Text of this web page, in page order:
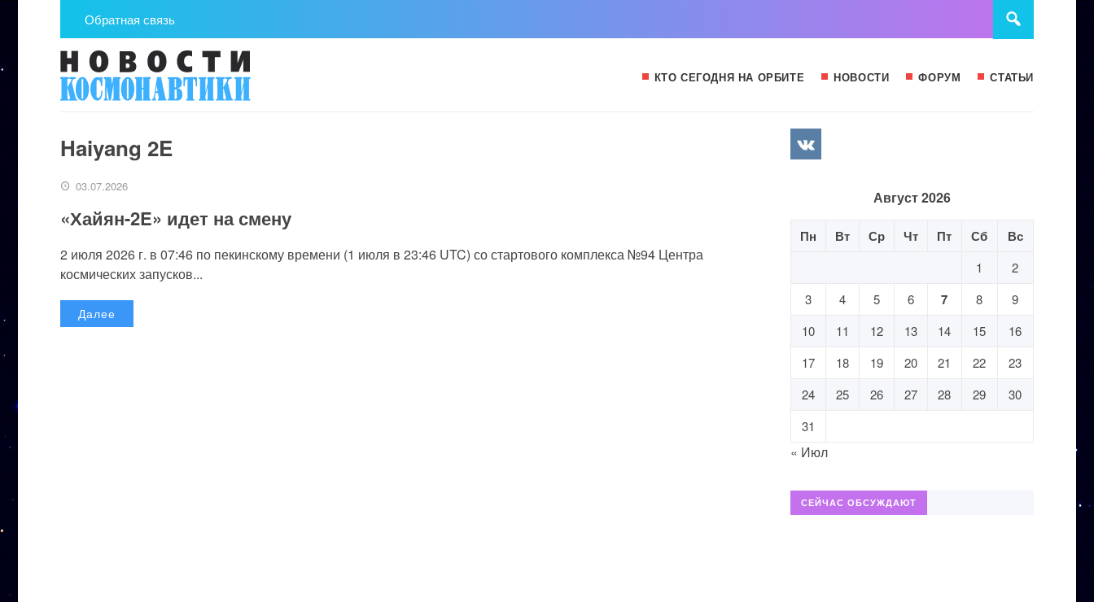
Обратная связь
КТО СЕГОДНЯ НА ОРБИТЕ НОВОСТИ ФОРУМ СТАТЬИ
Haiyang 2E
03.07.2026
«Хайян-2E» идет на смену
2 июля 2026 г. в 07:46 по пекинскому времени (1 июля в 23:46 UTC) со стартового комплекса №94 Центра
космических запусков...
Далее
Август 2026
Пн Вт Ср Чт Пт Сб Вс
1
2
3
4 5 6 7 8
9
10
11 12 13 14 15
16
17
18 19 20 21 22
23
24
25 26 27 28 29
30
31
« Июл
СЕЙЧАС ОБСУЖДАЮТ